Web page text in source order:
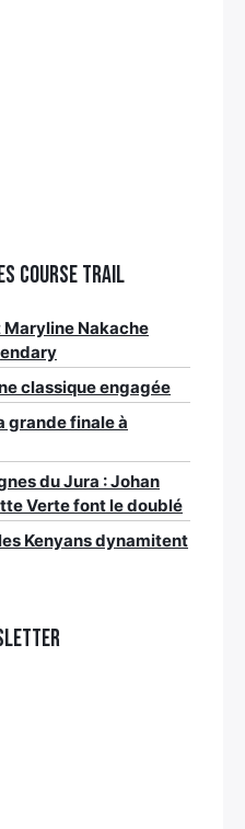
Course trail
Nakache
classique engagée
grande finale à
du Jura : Johan
Verte font le doublé
Kenyans dynamitent